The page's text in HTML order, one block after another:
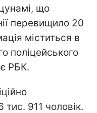
що
перевищило 20
міститься в
поліцейського
РБК.
911 чоловік.